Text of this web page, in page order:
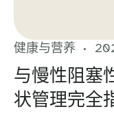
健康与营养
与慢性阻塞
状管理完全